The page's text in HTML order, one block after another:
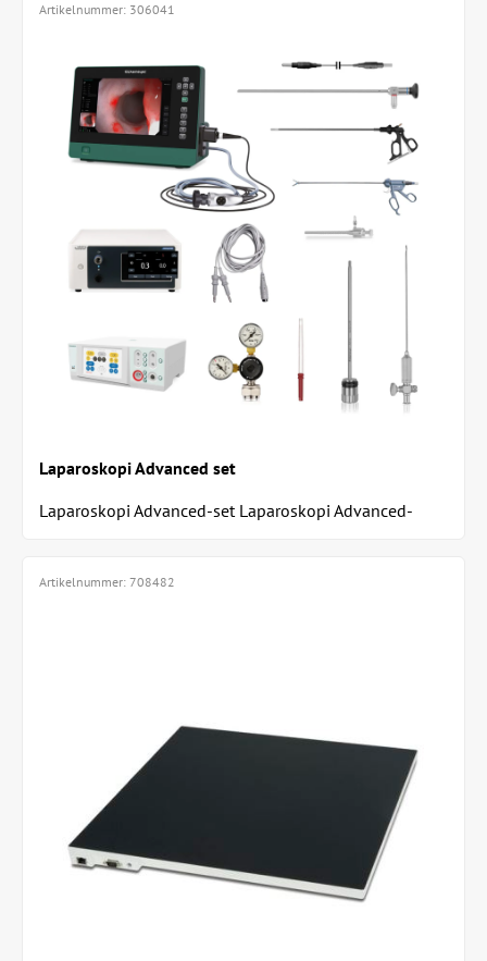
Laparoskopi Advanced set
Laparoskopi Advanced-set Laparoskopi Advanced-
Artikelnummer: 306041
Artikelnummer: 708482